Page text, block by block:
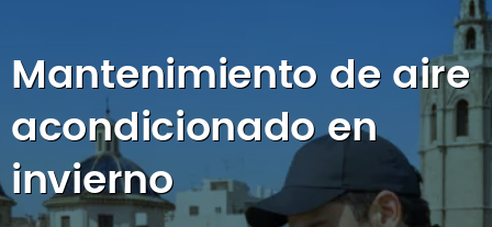
Instalaciones
Servicio Técnico
Catálogo
Marcas
Daikin
Daitsu
Mantenimiento de aire
acondicionado en
invierno